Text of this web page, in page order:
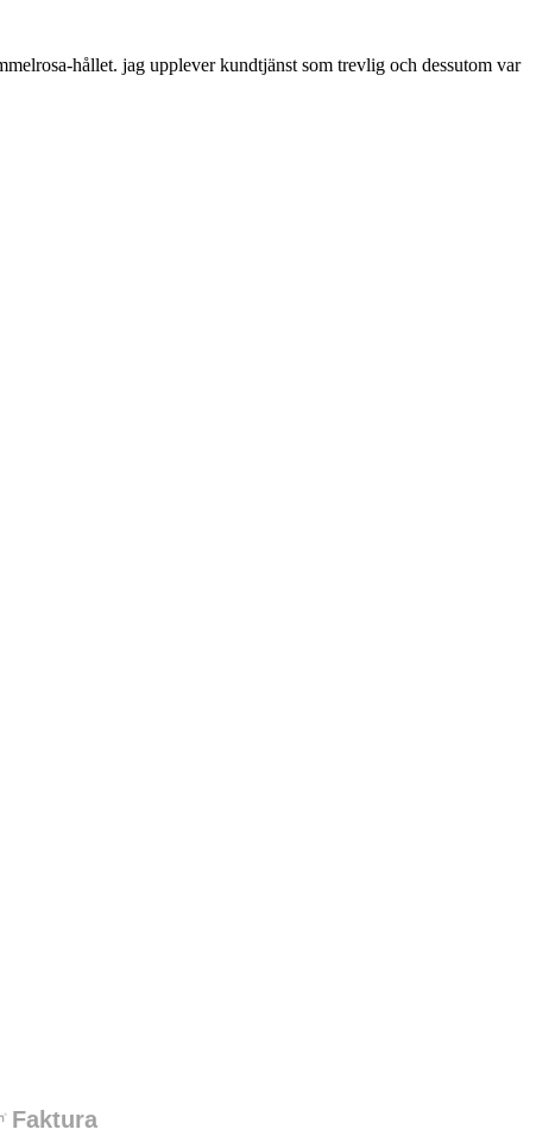
hållet. jag upplever kundtjänst som trevlig och dessutom var